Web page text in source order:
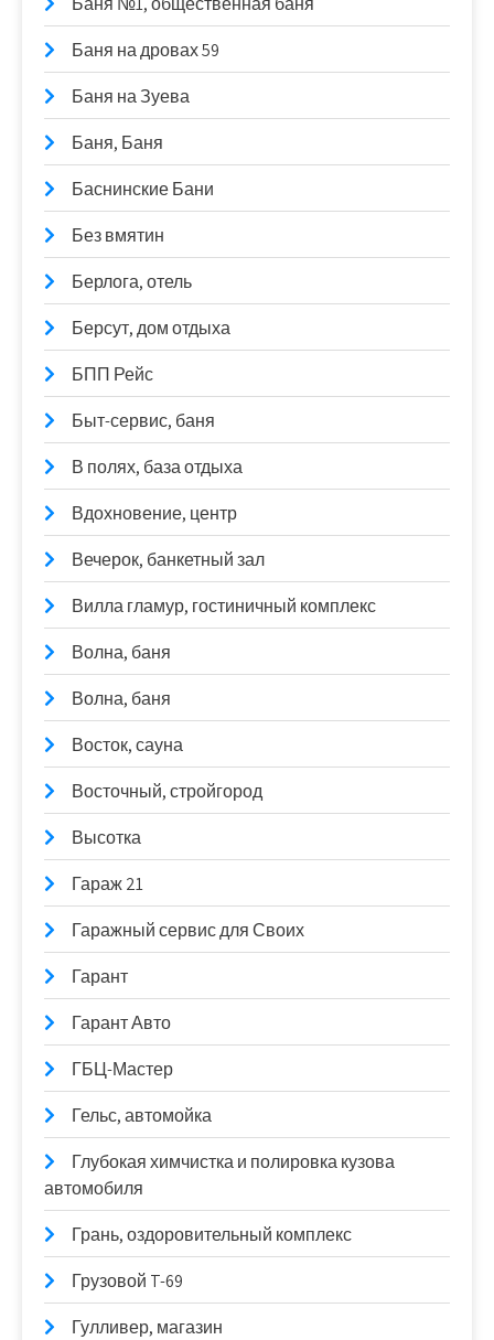
Баня на дровах 59
Баня на Зуева
Баня, Баня
Баснинские Бани
Без вмятин
Берлога, отель
Берсут, дом отдыха
БПП Рейс
Быт-сервис, баня
В полях, база отдыха
Вдохновение, центр
Вечерок, банкетный зал
Вилла гламур, гостиничный комплекс
Волна, баня
Волна, баня
Восток, сауна
Восточный, стройгород
Высотка
Гараж 21
Гаражный сервис для Своих
Гарант
Гарант Авто
ГБЦ-Мастер
Гельс, автомойка
Глубокая химчистка и полировка кузова
автомобиля
Грань, оздоровительный комплекс
Грузовой T-69
Гулливер, магазин